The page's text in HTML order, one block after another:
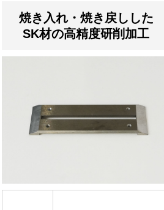
焼き入れ・焼き戻しした
SK材の高精度研削加工